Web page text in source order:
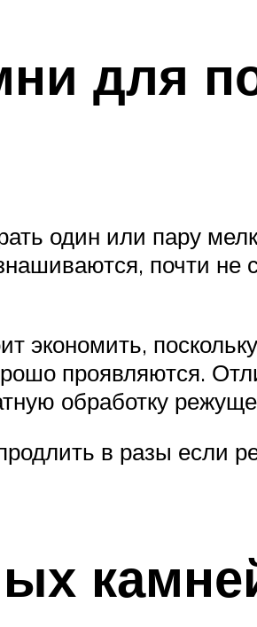
для
один или пару
почти
экономить,
проявляются.
обработку
в разы если